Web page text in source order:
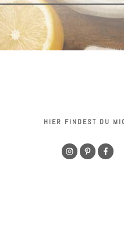
HIER FINDEST DU